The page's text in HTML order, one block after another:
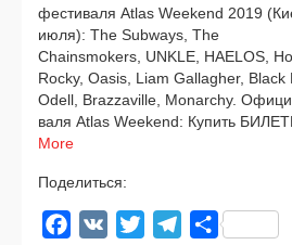
фести­ва­ля Atlas Weekend 2019
июля): The Subways, The
Chainsmokers, UNKLE, HAELOS,
Rocky, Oasis, Liam Gallagher, Black
Odell, Brazzaville, Monarchy.
ва­ля Atlas Weekend: Купить
More
Поделиться:
Facebook
VK Twitter Telegram